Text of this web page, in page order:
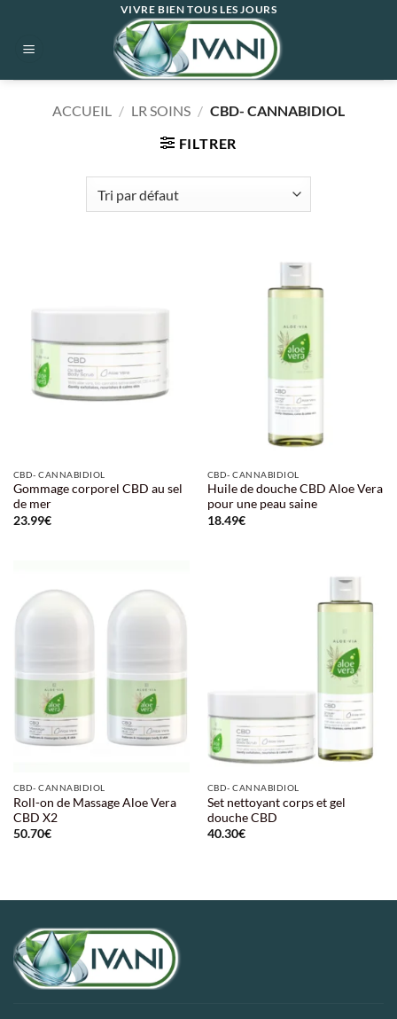
contenu
VIVRE BIEN TOUS LES JOURS
ACCUEIL / LR SOINS / CBD- CANNABIDIOL
FILTRER
CBD- CANNABIDIOL
Gommage corporel CBD au sel
de mer
23.99€
CBD- CANNABIDIOL
Huile de douche CBD Aloe Vera
pour une peau saine
18.49€
CBD- CANNABIDIOL
Roll-on de Massage Aloe Vera
CBD X2
50.70€
CBD- CANNABIDIOL
Set nettoyant corps et gel
douche CBD
40.30€